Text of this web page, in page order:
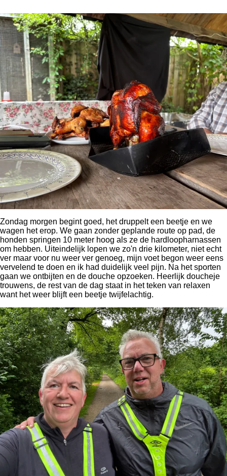
Zondag morgen begint goed, het druppelt een beetje en we
wagen het erop. We gaan zonder geplande route op pad, de
honden springen 10 meter hoog als ze de hardloopharnassen
om hebben. Uiteindelijk lopen we zo'n drie kilometer, niet echt
ver maar voor nu weer ver genoeg, mijn voet begon weer eens
vervelend te doen en ik had duidelijk veel pijn. Na het sporten
gaan we ontbijten en de douche opzoeken. Heerlijk doucheje
trouwens, de rest van de dag staat in het teken van relaxen
want het weer blijft een beetje twijfelachtig.